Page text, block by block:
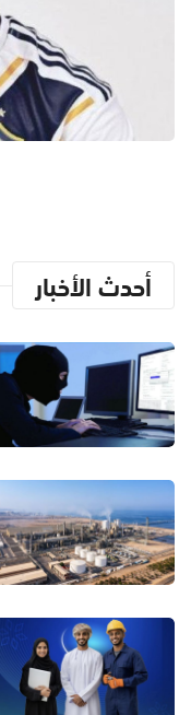
أحدث الأخبار